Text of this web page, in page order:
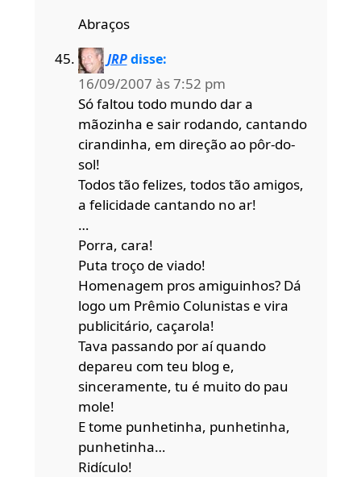
Abraços
JRP disse:
16/09/2007 às 7:52 pm
Só faltou todo mundo dar a
mãozinha e sair rodando, cantando
cirandinha, em direção ao pôr-do-
sol!
Todos tão felizes, todos tão amigos,
a felicidade cantando no ar!
…
Porra, cara!
Puta troço de viado!
Homenagem pros amiguinhos? Dá
logo um Prêmio Colunistas e vira
publicitário, caçarola!
Tava passando por aí quando
depareu com teu blog e,
sinceramente, tu é muito do pau
mole!
E tome punhetinha, punhetinha,
punhetinha…
Ridículo!